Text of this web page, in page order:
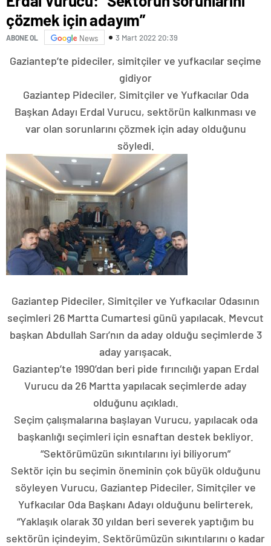
çözmek için adayım”
ABONE OL News 3 Mart 2022 20:39
Gaziantep’te pideciler, simitçiler ve yufkacılar seçime
gidiyor
Gaziantep Pideciler, Simitçiler ve Yufkacılar Oda
Başkan Adayı Erdal Vurucu, sektörün kalkınması ve
var olan sorunlarını çözmek için aday olduğunu
söyledi.
Gaziantep Pideciler, Simitçiler ve Yufkacılar Odasının
seçimleri 26 Martta Cumartesi günü yapılacak. Mevcut
başkan Abdullah Sarı’nın da aday olduğu seçimlerde 3
aday yarışacak.
Gaziantep’te 1990’dan beri pide fırıncılığı yapan Erdal
Vurucu da 26 Martta yapılacak seçimlerde aday
olduğunu açıkladı.
Seçim çalışmalarına başlayan Vurucu, yapılacak oda
başkanlığı seçimleri için esnaftan destek bekliyor.
“Sektörümüzün sıkıntılarını iyi biliyorum”
Sektör için bu seçimin öneminin çok büyük olduğunu
söyleyen Vurucu, Gaziantep Pideciler, Simitçiler ve
Yufkacılar Oda Başkanı Adayı olduğunu belirterek,
“Yaklaşık olarak 30 yıldan beri severek yaptığım bu
sektörün içindeyim. Sektörümüzün sıkıntılarını o kadar